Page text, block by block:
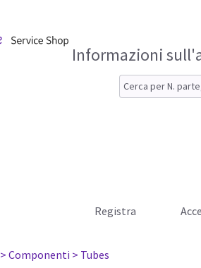
Informazioni
Registra
> Componenti > Tubes